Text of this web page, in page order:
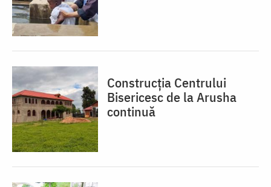
Construcția Centrului
Bisericesc de la Arusha
continuă